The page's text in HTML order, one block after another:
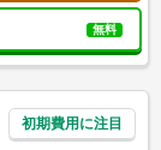
無料
初期費用に注目